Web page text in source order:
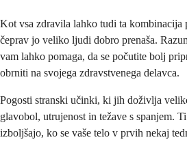
Kot vsa zdravila lahko tudi ta kombinacija
čeprav jo veliko ljudi dobro prenaša.
vam lahko pomaga, da se počutite bolj
obrniti na svojega zdravstvenega delavca.
Pogosti stranski učinki, ki jih doživlja
glavobol, utrujenost in težave s spanjem.
izboljšajo, ko se vaše telo v prvih nekaj